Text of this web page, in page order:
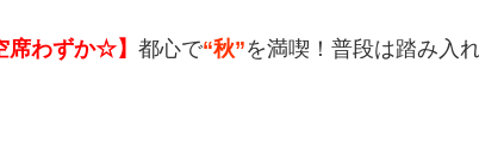
席わずか☆】 都心で“秋”を満喫！普段は踏み入